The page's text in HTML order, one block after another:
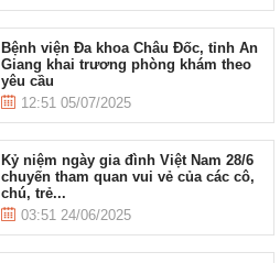
Bệnh viện Đa khoa Châu Đốc, tỉnh An
Giang khai trương phòng khám theo
yêu cầu
12:51 05/07/2025
Kỷ niệm ngày gia đình Việt Nam 28/6
chuyến tham quan vui vẻ của các cô,
chú, trẻ...
03:51 24/06/2025